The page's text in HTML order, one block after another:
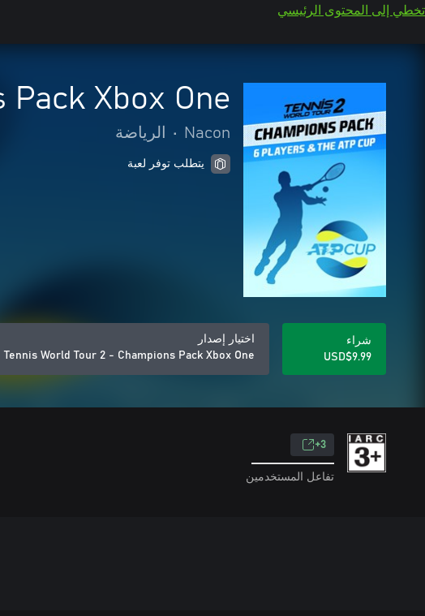
تخطي إلى المحتوى الرئيسي
Xbox One
Nacon
• الرياضة
يتطلب توفر لعبة
شراء
USD$9.99
اختيار إصدار
Tennis World Tour 2 - Champions Pack Xbox One
3+
تفاعل المستخدمين